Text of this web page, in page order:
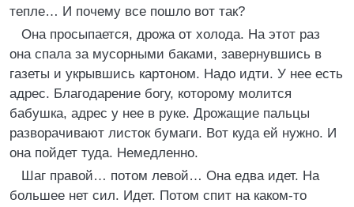
тепле… И почему все пошло вот так?
Она просыпается, дрожа от холода. На этот раз
она спала за мусорными баками, завернувшись в
газеты и укрывшись картоном. Надо идти. У нее есть
адрес. Благодарение богу, которому молится
бабушка, адрес у нее в руке. Дрожащие пальцы
разворачивают листок бумаги. Вот куда ей нужно. И
она пойдет туда. Немедленно.
Шаг правой… потом левой… Она едва идет. На
большее нет сил. Идет. Потом спит на каком-то